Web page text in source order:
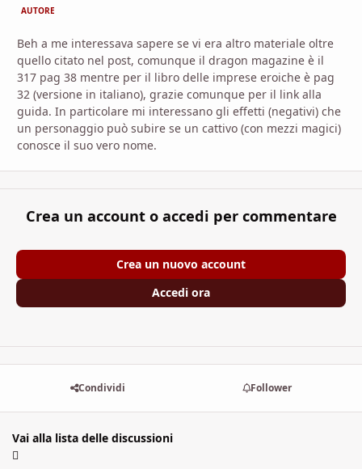
AUTORE
Beh a me interessava sapere se vi era altro materiale oltre
quello citato nel post, comunque il dragon magazine è il
317 pag 38 mentre per il libro delle imprese eroiche è pag
32 (versione in italiano), grazie comunque per il link alla
guida. In particolare mi interessano gli effetti (negativi) che
un personaggio può subire se un cattivo (con mezzi magici)
conosce il suo vero nome.
Crea un account o accedi per commentare
Crea un nuovo account
Accedi ora
Condividi Follower
Vai alla lista delle discussioni